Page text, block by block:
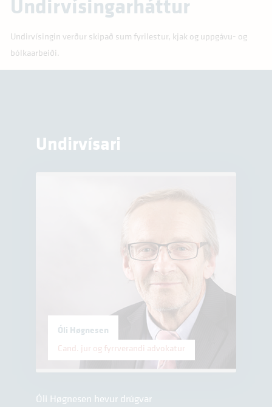
Undirvísingin verður skipað sum fyrilestur, kjak og uppgávu- og
bólkaarbeiði.
Undirvísari
Óli Høgnesen
Cand. jur og fyrrverandi advokatur
Óli Høgnesen hevur drúgvar